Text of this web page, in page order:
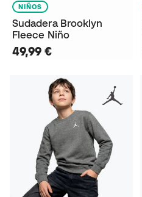
NIÑOS
Sudadera Brooklyn
Fleece Niño
49,99 €